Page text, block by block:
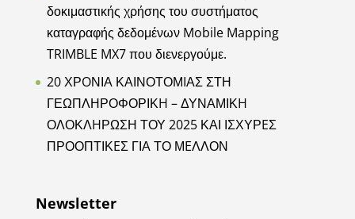
δοκιμαστικής χρήσης του συστήματος
καταγραφής δεδομένων Mobile Mapping
TRIMBLE MX7 που διενεργούμε.
20 ΧΡOΝΙΑ ΚΑΙΝΟΤΟΜIΑΣ ΣΤΗ
ΓΕΩΠΛΗΡΟΦΟΡΙΚH – ΔΥΝΑΜΙΚH
ΟΛΟΚΛHΡΩΣΗ ΤΟΥ 2025 ΚΑΙ ΙΣΧΥΡEΣ
ΠΡΟΟΠΤΙΚEΣ ΓΙΑ ΤΟ ΜEΛΛΟΝ
Newsletter